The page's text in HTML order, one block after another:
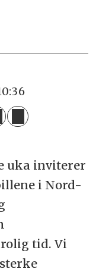
uka inviterer
i Nord-
tid. Vi